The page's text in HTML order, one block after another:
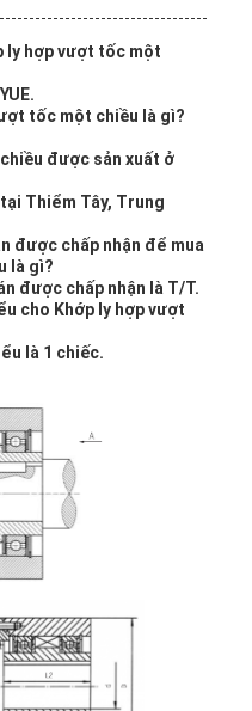
ly hợp vượt tốc một
tốc một chiều là gì?
được sản xuất ở
Thiểm Tây, Trung
được chấp nhận để mua
là gì?
được chấp nhận là T/T.
cho Khớp ly hợp vượt
là 1 chiếc.